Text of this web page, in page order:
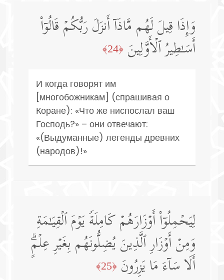
وَإِذَا قِیلَ لَهُم مَّاذَاۤ أَنزَلَ رَبُّكُمۡ قَالُوۤا۟
أَسَـٰطِیرُ ٱلۡأَوَّلِینَ ﴿24﴾
И когда говорят им
[многобожникам] (спрашивая о
Коране): «Что же ниспослал ваш
Господь?» – они отвечают:
«(Выдуманные) легенды древних
(народов)!»
لِیَحۡمِلُوۤا۟ أَوۡزَارَهُمۡ كَامِلَةࣰ یَوۡمَ ٱلۡقِیَـٰمَةِ
وَمِنۡ أَوۡزَارِ ٱلَّذِینَ یُضِلُّونَهُم بِغَیۡرِ عِلۡمٍۗ
أَلَا سَاۤءَ مَا یَزِرُونَ ﴿25﴾